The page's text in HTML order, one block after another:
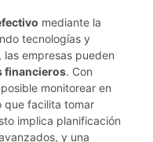
mediante la
tecnologías y
empresas pueden
financieros. Con
monitorear en
que facilita tomar
implica planificación
y una